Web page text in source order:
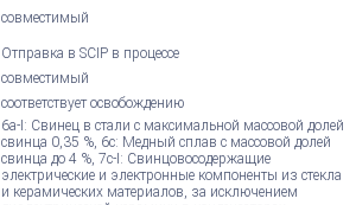
совместимый
Отправка в SCIP в процессе
совместимый
соответствует освобождению
6a-I: Свинец в стали с максимальной массовой долей
свинца 0,35 %, 6c: Медный сплав с массовой долей
свинца до 4 %, 7c-I: Свинцовосодержащие
электрические и электронные компоненты из стекла
и керамических материалов, за исключением